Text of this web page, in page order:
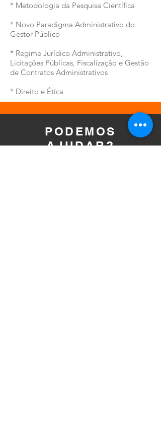
* Metodologia da Pesquisa Científica
* Novo Paradigma Administrativo do
Gestor Público
* Regime Jurídico Administrativo,
Licitações Públicas, Fiscalização e Gestão
de Contratos Administrativos
* Direito e Ética
PODEMOS
AJUDAR?